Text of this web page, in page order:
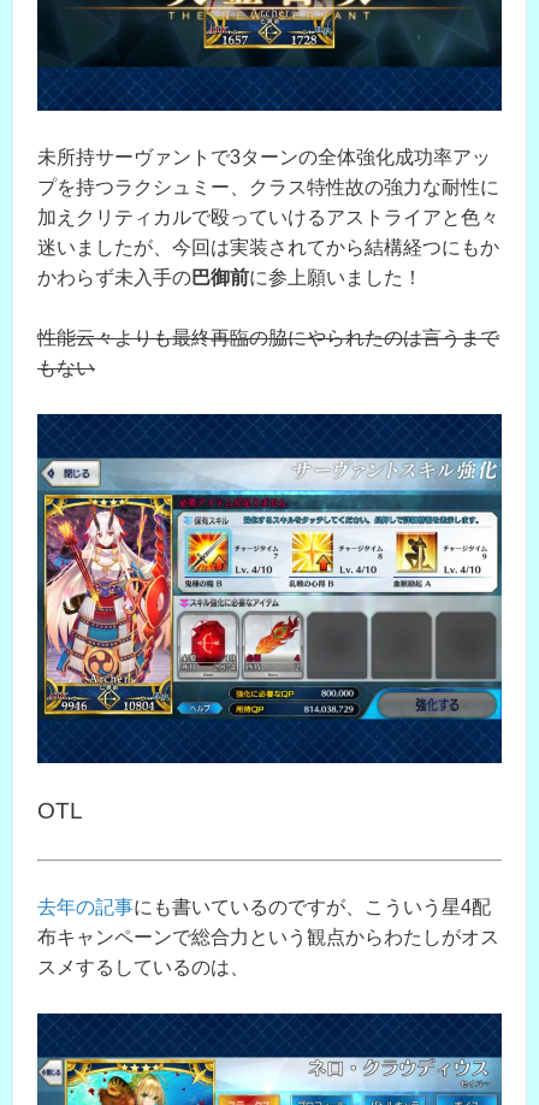
未所持サーヴァントで3ターンの全体強化成功率アッ
プを持つラクシュミー、クラス特性故の強力な耐性に
加えクリティカルで殴っていけるアストライアと色々
迷いましたが、今回は実装されてから結構経つにもか
かわらず未入手の巴御前に参上願いました！
性能云々よりも最終再臨の脇にやられたのは言うまで
もない
OTL
去年の記事にも書いているのですが、こういう星4配
布キャンペーンで総合力という観点からわたしがオス
スメするしているのは、